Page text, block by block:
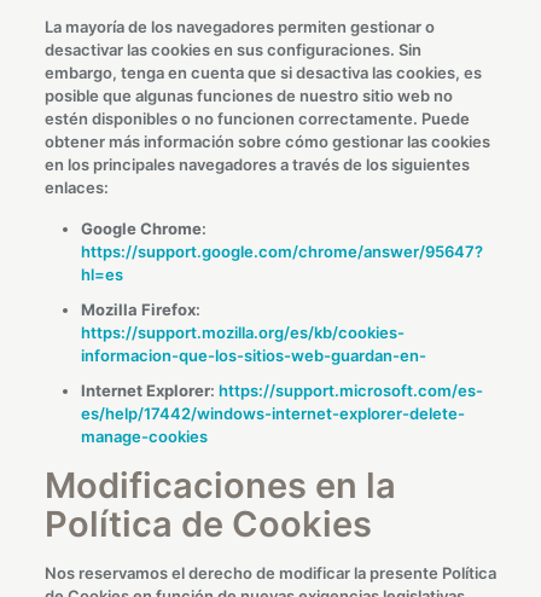
La mayoría de los navegadores permiten gestionar o
desactivar las cookies en sus configuraciones. Sin
embargo, tenga en cuenta que si desactiva las cookies, es
posible que algunas funciones de nuestro sitio web no
estén disponibles o no funcionen correctamente. Puede
obtener más información sobre cómo gestionar las cookies
en los principales navegadores a través de los siguientes
enlaces:
Google Chrome:
https://support.google.com/chrome/answer/95647?
hl=es
Mozilla Firefox:
https://support.mozilla.org/es/kb/cookies-
informacion-que-los-sitios-web-guardan-en-
Internet Explorer: https://support.microsoft.com/es-
es/help/17442/windows-internet-explorer-delete-
manage-cookies
Modificaciones en la
Política de Cookies
Nos reservamos el derecho de modificar la presente Política